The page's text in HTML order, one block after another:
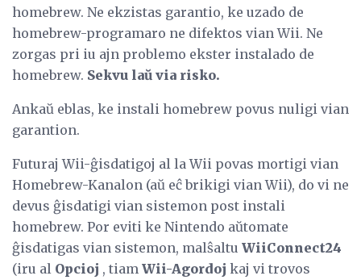
homebrew. Ne ekzistas garantio, ke uzado de
homebrew-programaro ne difektos vian Wii. Ne
zorgas pri iu ajn problemo ekster instalado de
homebrew. Sekvu laŭ via risko.
Ankaŭ eblas, ke instali homebrew povus nuligi vian
garantion.
Futuraj Wii-ĝisdatigoj al la Wii povas mortigi vian
Homebrew-Kanalon (aŭ eĉ brikigi vian Wii), do vi ne
devus ĝisdatigi vian sistemon post instali
homebrew. Por eviti ke Nintendo aŭtomate
ĝisdatigas vian sistemon, malŝaltu WiiConnect24
(iru al Opcioj , tiam Wii-Agordoj kaj vi trovos